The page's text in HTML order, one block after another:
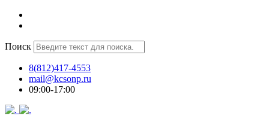
Поиск
8(812)417-4553
mail@kcsonp.ru
09:00-17:00